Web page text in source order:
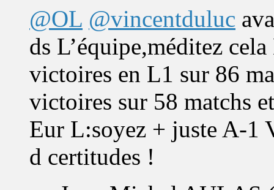
@OL @vincentduluc
ds L’équipe,méditez
victoires en L1 sur 86
victoires sur 58 matchs
Eur L:soyez + juste A-1
d certitudes !